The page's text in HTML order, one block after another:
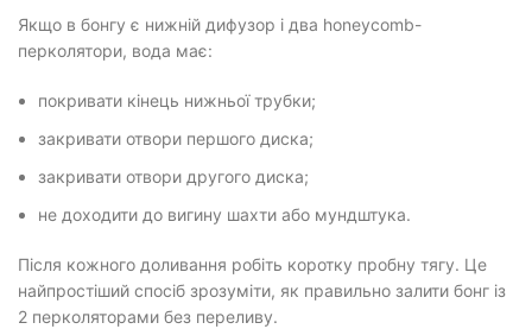
Якщо в бонгу є нижній дифузор і два honeycomb-
перколятори, вода має:
покривати кінець нижньої трубки;
закривати отвори першого диска;
закривати отвори другого диска;
не доходити до вигину шахти або мундштука.
Після кожного доливання робіть коротку пробну тягу. Це
найпростіший спосіб зрозуміти, як правильно залити бонг із
2 перколяторами без переливу.